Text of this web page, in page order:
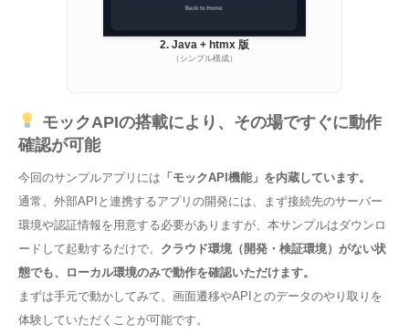
2. Java + htmx 版
（シンプル構成）
モックAPIの搭載により、その場ですぐに動作
確認が可能
今回のサンプルアプリには 「モックAPI機能」を内蔵しています。
通常、外部APIと連携するアプリの開発には、まず接続先のサーバー
環境や認証情報を用意する必要がありますが、本サンプルはダウンロ
ードして起動するだけで、 クラウド環境（開発・検証環境）がない状
態でも、ローカル環境のみで動作を確認いただけます。
まずは手元で動かしてみて、画面遷移やAPIとのデータのやり取りを
体験していただくことが可能です。